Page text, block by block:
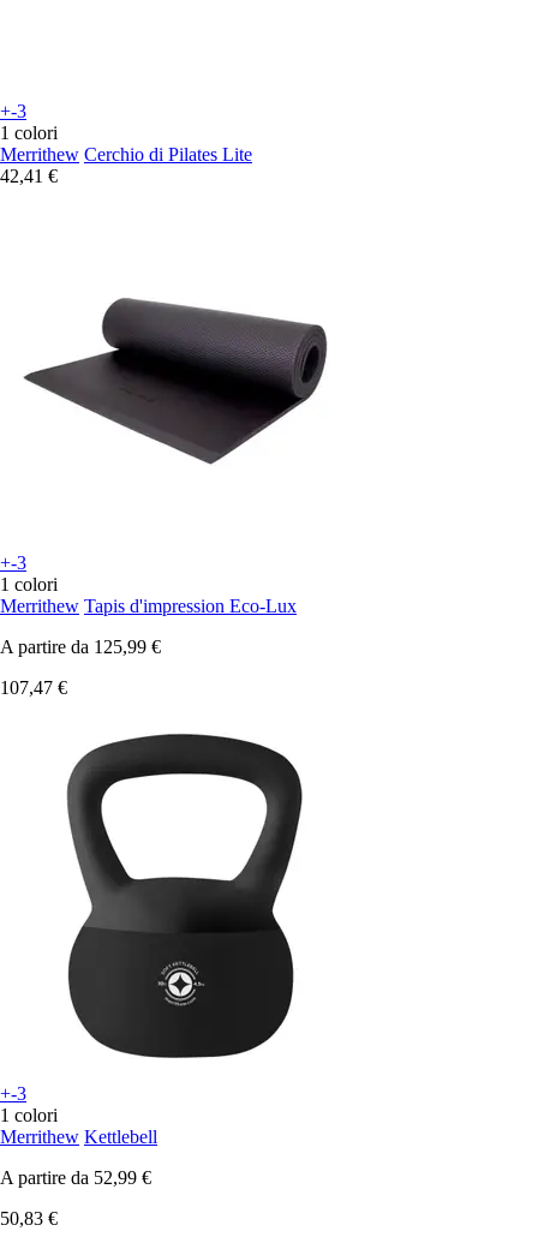
+-3
1 colori
Merrithew Cerchio di Pilates Lite
42,41 €
+-3
1 colori
Merrithew Tapis d'impression Eco-Lux
A partire da 125,99 €
107,47 €
+-3
1 colori
Merrithew Kettlebell
A partire da 52,99 €
50,83 €